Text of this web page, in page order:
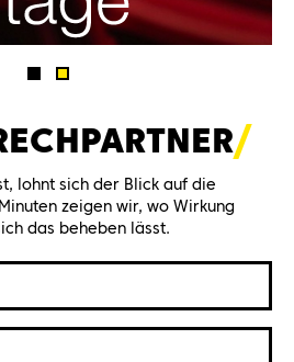
lohnt sich der Blick auf die
zeigen wir, wo Wirkung
das beheben lässt.